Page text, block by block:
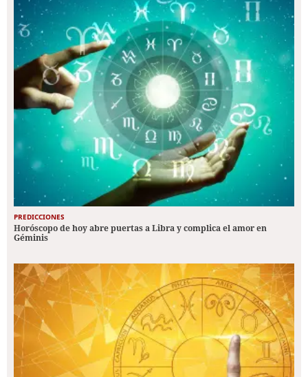
PREDICCIONES
Horóscopo de hoy abre puertas a Libra y complica el amor en
Géminis